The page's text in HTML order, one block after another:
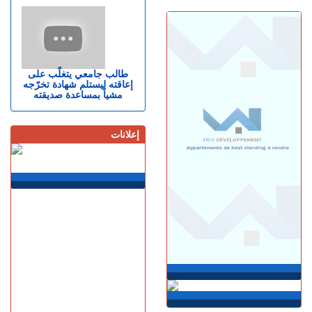
طالب جامعي يتغلّب على
إعاقته ليستلم شهادة تخرّجه
مشياً بمساعدة صديقته
إعلانات
الفنيدق.. الدرك الملكي يطيح
حيلة جديدة.. معطيات أمنية
مأســـاة.. مصرع شخص
وإصابات بليغة إثر اصطدام
سيارة بعمود إنارة بطريق
استطاع رصد الاقتحام الجماعي
لسبتة عبر القمرين الاصطناعيين
جلسات الاستئناف في محاكمة
المتهمين في ملف قضية
"إسكوبار الصحراء"